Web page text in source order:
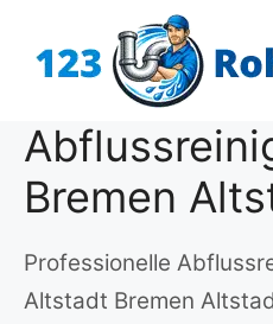
Inhalt
Bremen
Professionelle
Altstadt Bremen